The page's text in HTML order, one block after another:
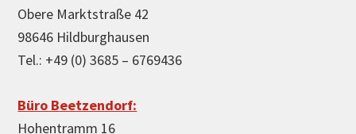
Obere Marktstraße 42
98646 Hildburghausen
Tel.: +49 (0) 3685 – 6769436
Büro Beetzendorf:
Hohentramm 16